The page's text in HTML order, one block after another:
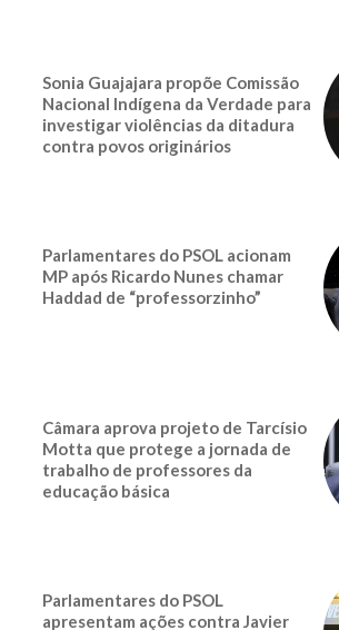
Sonia Guajajara propõe Comissão
Nacional Indígena da Verdade para
investigar violências da ditadura
contra povos originários
Parlamentares do PSOL acionam
MP após Ricardo Nunes chamar
Haddad de “professorzinho”
Câmara aprova projeto de Tarcísio
Motta que protege a jornada de
trabalho de professores da
educação básica
Parlamentares do PSOL
apresentam ações contra Javier